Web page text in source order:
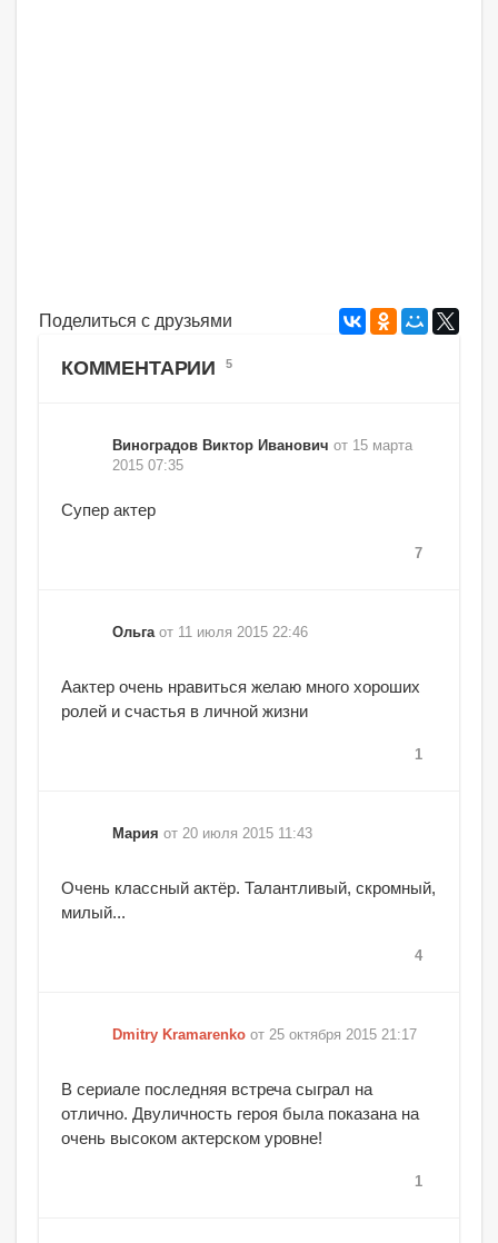
Поделиться с друзьями
КОММЕНТАРИИ 5
Виноградов Виктор Иванович от 15 марта
2015 07:35
7
Супер актер
Ольга от 11 июля 2015 22:46
1
Аактер очень нравиться желаю много хороших
ролей и счастья в личной жизни
Мария от 20 июля 2015 11:43
4
Очень классный актёр. Талантливый, скромный,
милый...
Dmitry Kramarenko от 25 октября 2015 21:17
1
В сериале последняя встреча сыграл на
отлично. Двуличность героя была показана на
очень высоком актерском уровне!